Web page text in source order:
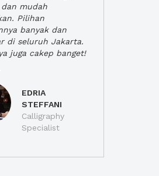
mudah
Pilihan
banyak dan
di seluruh Jakarta.
juga cakep banget!
EDRIA
STEFFANI
Calligraphy
Specialist